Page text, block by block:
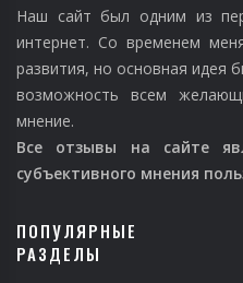
Наш сайт был одним из
интернет. Со временем
развития, но основная идея
возможность всем
мнение.
Все отзывы на сайте
субъективного мнения
ПОПУЛЯРНЫЕ
РАЗДЕЛЫ